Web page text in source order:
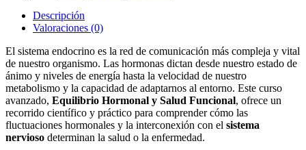
Natural
cantidad
Descripción
Valoraciones (0)
El sistema endocrino es la red de comunicación más compleja y vital
de nuestro organismo. Las hormonas dictan desde nuestro estado de
ánimo y niveles de energía hasta la velocidad de nuestro
metabolismo y la capacidad de adaptarnos al entorno. Este curso
avanzado, Equilibrio Hormonal y Salud Funcional, ofrece un
recorrido científico y práctico para comprender cómo las
fluctuaciones hormonales y la interconexión con el sistema
nervioso determinan la salud o la enfermedad.